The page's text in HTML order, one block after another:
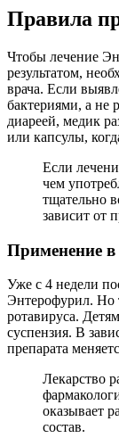
Правила
Чтобы лечение
результатом,
врача. Если
бактериями, а не
диареей, медик
или капсулы,
Если
чем
тщательно
зависит от
Применение в
Уже с 4 недели
Энтерофурил. Но
ротавируса.
суспензия. В
препарата
Лекарство
оказывает
состав.